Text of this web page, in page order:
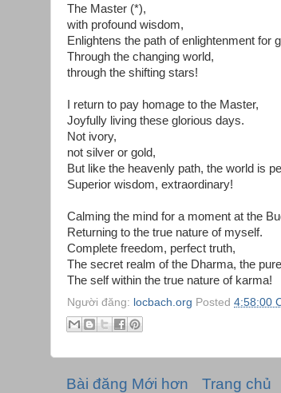
The Master (*),
with profound wisdom,
Enlightens the path of enlightenment for
Through the changing world,
through the shifting stars!
I return to pay homage to the Master,
Joyfully living these glorious days.
Not ivory,
not silver or gold,
But like the heavenly path, the world is
Superior wisdom, extraordinary!
Calming the mind for a moment at the
Returning to the true nature of myself.
Complete freedom, perfect truth,
The secret realm of the Dharma, the
The self within the true nature of karma!
Người đăng: locbach.org Posted 4:58:00
Bài đăng Mới hơn Trang chủ